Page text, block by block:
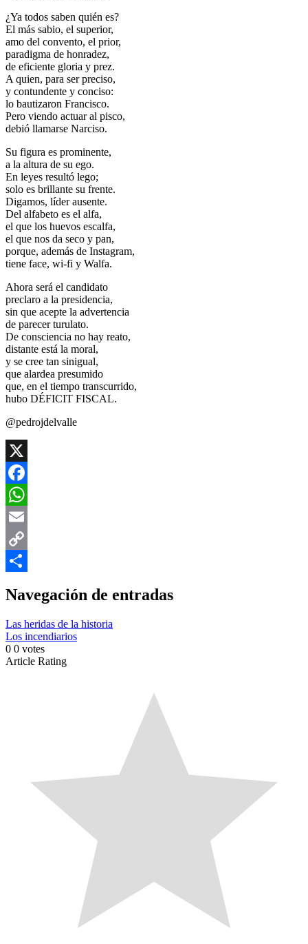
¿Ya todos saben quién es?
El más sabio, el superior,
amo del convento, el prior,
paradigma de honradez,
de eficiente gloria y prez.
A quien, para ser preciso,
y contundente y conciso:
lo bautizaron Francisco.
Pero viendo actuar al pisco,
debió llamarse Narciso.
Su figura es prominente,
a la altura de su ego.
En leyes resultó lego;
solo es brillante su frente.
Digamos, líder ausente.
Del alfabeto es el alfa,
el que los huevos escalfa,
el que nos da seco y pan,
porque, además de Instagram,
tiene face, wi-fi y Walfa.
Ahora será el candidato
preclaro a la presidencia,
sin que acepte la advertencia
de parecer turulato.
De consciencia no hay reato,
distante está la moral,
y se cree tan sinigual,
que alardea presumido
que, en el tiempo transcurrido,
hubo DÉFICIT FISCAL.
@pedrojdelvalle
X
Facebook
WhatsApp
Email
Copy
Navegación de entradas
Las heridas de la historia
Los incendiarios
0 0 votes
Article Rating